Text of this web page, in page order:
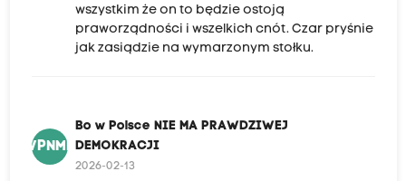
wszystkim że on to będzie ostoją
praworządności i wszelkich cnót. Czar pryśnie
jak zasiądzie na wymarzonym stołku.
BWPNMPD
Bo w Polsce NIE MA PRAWDZIWEJ
DEMOKRACJI
2026-02-13